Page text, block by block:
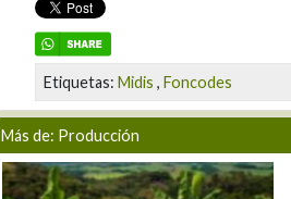
Etiquetas: Midis , Foncodes
Más de: Producción